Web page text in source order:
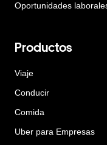
Oportunidades
Productos
Viaje
Conducir
Comida
Uber para Empresas